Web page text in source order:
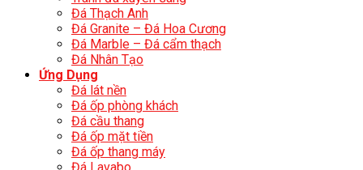
Đá Thạch Anh
Đá Granite – Đá Hoa Cương
Đá Marble – Đá cẩm thạch
Đá Nhân Tạo
Ứng Dụng
Đá lát nền
Đá ốp phòng khách
Đá cầu thang
Đá ốp mặt tiền
Đá ốp thang máy